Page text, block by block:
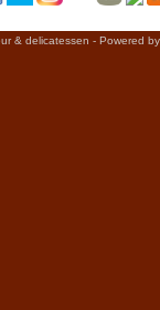
& delicatessen - Powered